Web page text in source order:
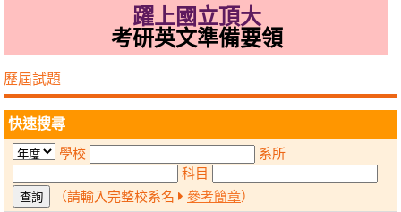
躍上國立頂大
考研英文準備要領
歷屆試題
快速搜尋
學校
系所
科目
（請輸入完整校系名
參考簡章）